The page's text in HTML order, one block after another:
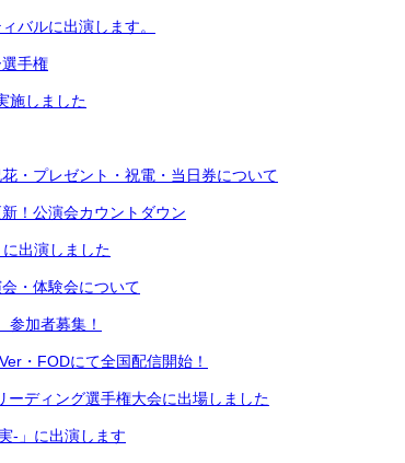
バルに出演します。
手権
施しました
・プレゼント・祝電・当日券について
！公演会カウントダウン
出演しました
・体験会について
加者募集！
・FODにて全国配信開始！
ーディング選手権大会に出場しました
-」に出演します